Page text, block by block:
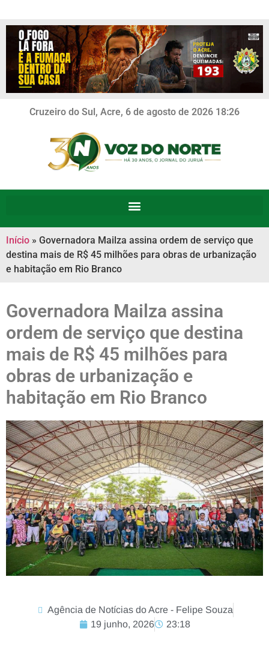
Cruzeiro do Sul, Acre, 6 de agosto de 2026 18:26
Início » Governadora Mailza assina ordem de serviço que
destina mais de R$ 45 milhões para obras de urbanização
e habitação em Rio Branco
Governadora Mailza assina
ordem de serviço que destina
mais de R$ 45 milhões para
obras de urbanização e
habitação em Rio Branco
Agência de Notícias do Acre - Felipe Souza
19 junho, 2026
23:18